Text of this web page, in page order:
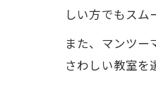
しい方でもスム
また、マンツ
さわしい教室を